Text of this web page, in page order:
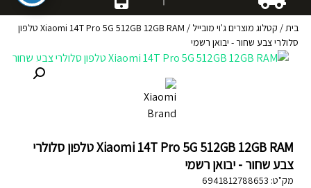
בית/ קטלוג מוצרים ג'וי מובייל /
Xiaomi 14T Pro 5G 512GB 12GB RAM טלפון
סלולרי צבע שחור - יבואן רשמי
Xiaomi 14T Pro 5G 512GB 12GB RAM טלפון סלולרי
צבע שחור - יבואן רשמי
מק"ט: 6941812788653